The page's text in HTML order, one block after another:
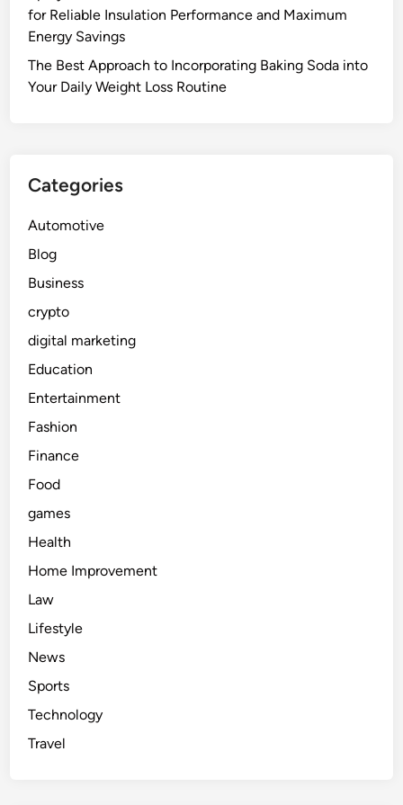
for Reliable Insulation Performance and Maximum
Energy Savings
The Best Approach to Incorporating Baking Soda into
Your Daily Weight Loss Routine
Categories
Automotive
Blog
Business
crypto
digital marketing
Education
Entertainment
Fashion
Finance
Food
games
Health
Home Improvement
Law
Lifestyle
News
Sports
Technology
Travel